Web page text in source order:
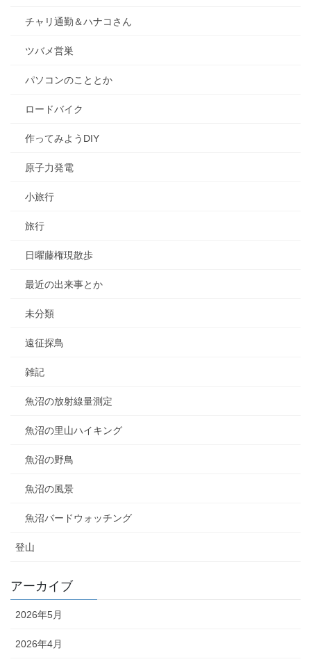
チャリ通勤＆ハナコさん
ツバメ営巣
パソコンのこととか
ロードバイク
作ってみようDIY
原子力発電
小旅行
旅行
日曜藤権現散歩
最近の出来事とか
未分類
遠征探鳥
雑記
魚沼の放射線量測定
魚沼の里山ハイキング
魚沼の野鳥
魚沼の風景
魚沼バードウォッチング
登山
アーカイブ
2026年5月
2026年4月